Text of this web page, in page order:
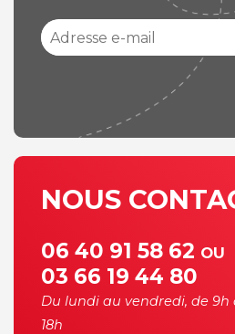
NOUS
06 40 91 58 62 OU
03 66 19 44 80
Du lundi au vendredi, de 9h
18h